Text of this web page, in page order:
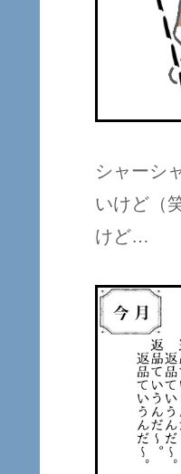
シャーシ
いけど（
けど…